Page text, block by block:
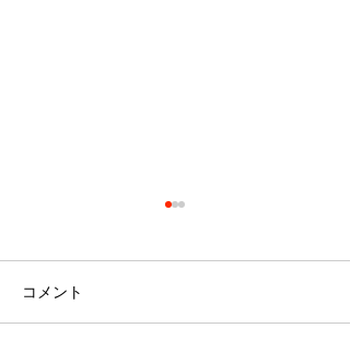
2025西日本X2 春季公式戦 グ
リーンボウル Jrトーナメント
も残すところあと1戦となり
コメント